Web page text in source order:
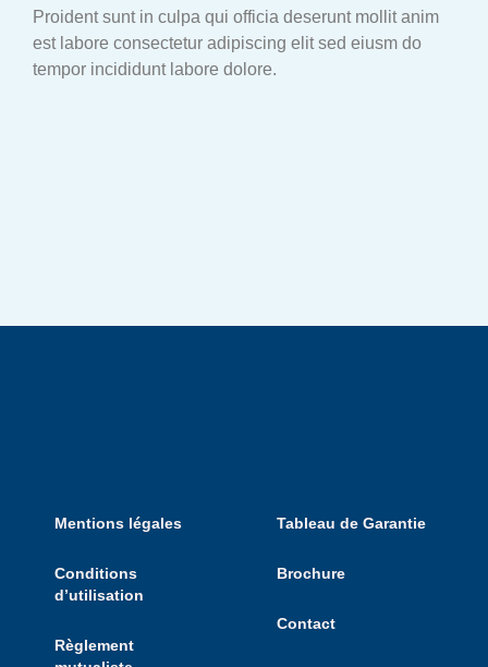
Proident sunt in culpa qui officia deserunt mollit anim
est labore consectetur adipiscing elit sed eiusm do
tempor incididunt labore dolore.
Mentions légales
Conditions
d’utilisation
Règlement
Tableau de Garantie
Brochure
Contact